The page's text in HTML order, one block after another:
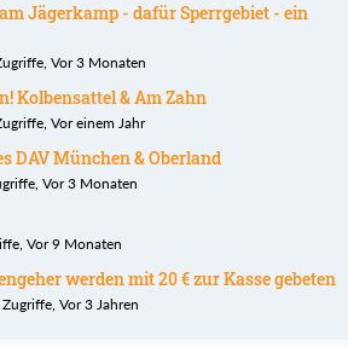
Jägerkamp - dafür Sperrgebiet - ein
Vor 3 Monaten
Kolbensattel & Am Zahn
Vor einem Jahr
DAV München & Oberland
Vor 3 Monaten
Vor 9 Monaten
werden mit 20 € zur Kasse gebeten
Vor 3 Jahren